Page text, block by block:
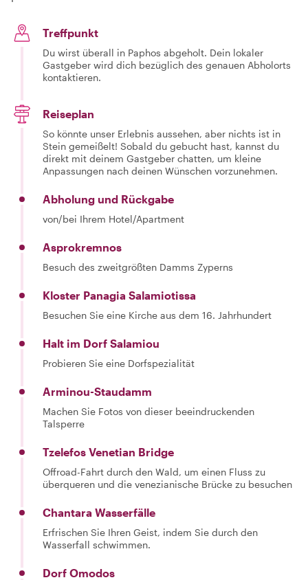
Treffpunkt
Du wirst überall in Paphos abgeholt. Dein lokaler
Gastgeber wird dich bezüglich des genauen Abholorts
kontaktieren.
Reiseplan
So könnte unser Erlebnis aussehen, aber nichts ist in
Stein gemeißelt! Sobald du gebucht hast, kannst du
direkt mit deinem Gastgeber chatten, um kleine
Anpassungen nach deinen Wünschen vorzunehmen.
Abholung und Rückgabe
von/bei Ihrem Hotel/Apartment
Asprokremnos
Besuch des zweitgrößten Damms Zyperns
Kloster Panagia Salamiotissa
Besuchen Sie eine Kirche aus dem 16. Jahrhundert
Halt im Dorf Salamiou
Probieren Sie eine Dorfspezialität
Arminou-Staudamm
Machen Sie Fotos von dieser beeindruckenden
Talsperre
Tzelefos Venetian Bridge
Offroad-Fahrt durch den Wald, um einen Fluss zu
überqueren und die venezianische Brücke zu besuchen
Chantara Wasserfälle
Erfrischen Sie Ihren Geist, indem Sie durch den
Wasserfall schwimmen.
Dorf Omodos